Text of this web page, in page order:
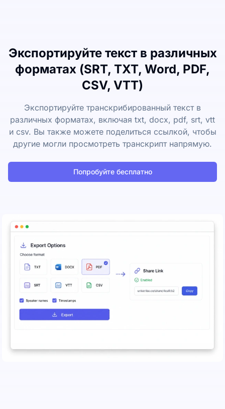
Экспортируйте текст в различных
форматах (SRT, TXT, Word, PDF,
CSV, VTT)
Экспортируйте транскрибированный текст в
различных форматах, включая txt, docx, pdf, srt, vtt
и csv. Вы также можете поделиться ссылкой, чтобы
другие могли просмотреть транскрипт напрямую.
Попробуйте бесплатно